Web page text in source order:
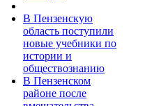
В Пензенскую
область поступили
новые учебники по
истории и
обществознанию
В Пензенском
районе после